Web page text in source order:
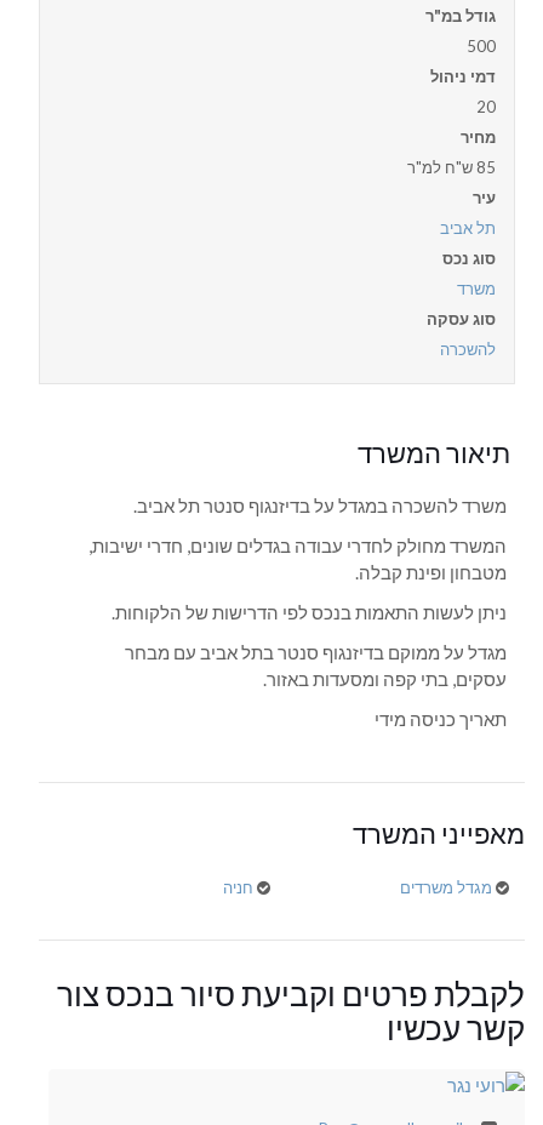
גודל במ"ר
500
דמי ניהול
20
מחיר
85 ש"ח למ"ר
עיר
תל אביב
סוג נכס
משרד
סוג עסקה
להשכרה
תיאור המשרד
משרד להשכרה במגדל על בדיזנגוף סנטר תל אביב.
המשרד מחולק לחדרי עבודה בגדלים שונים, חדרי ישיבות,
מטבחון ופינת קבלה.
ניתן לעשות התאמות בנכס לפי הדרישות של הלקוחות.
מגדל על ממוקם בדיזנגוף סנטר בתל אביב עם מבחר
עסקים, בתי קפה ומסעדות באזור.
תאריך כניסה מידי
מאפייני המשרד
חניה מגדל משרדים
לקבלת פרטים וקביעת סיור בנכס צור
קשר עכשיו